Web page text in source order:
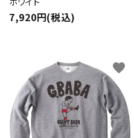
7,920円(税込)
favorite